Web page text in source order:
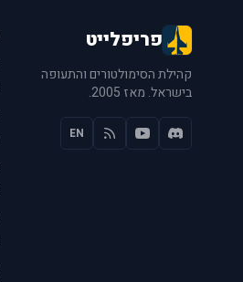
פריפלייט
קהילת הסימולטורים והתעופה
בישראל. מאז 2005.
EN